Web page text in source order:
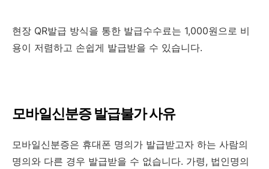
현장 QR발급 방식을 통한 발급수수료는 1,000원으로 비
용이 저렴하고 손쉽게 발급받을 수 있습니다.
모바일신분증 발급불가 사유
모바일신분증은 휴대폰 명의가 발급받고자 하는 사람의
명의와 다른 경우 발급받을 수 없습니다. 가령, 법인명의